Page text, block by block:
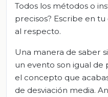
Todos los métodos o
precisos? Escribe en
al respecto.
Una manera de saber
un evento son igual de
el concepto que
de desviación media.